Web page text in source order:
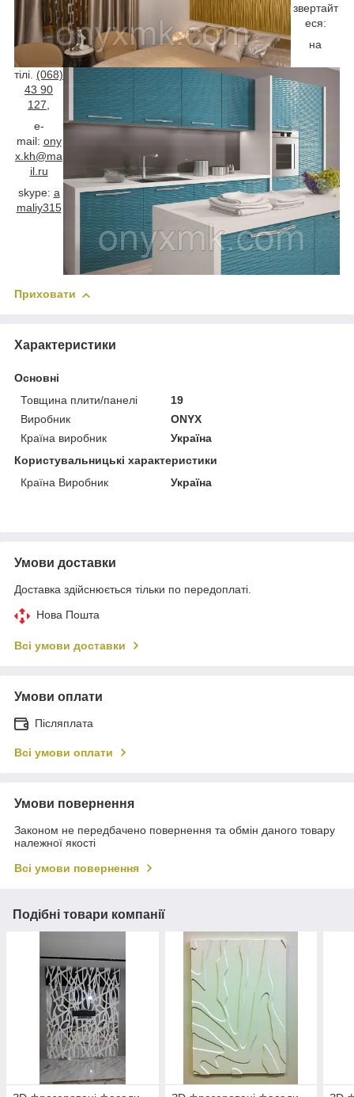
звертайт
еся:
на
тілі. (068)
43 90
127
e-
mail: ony
x.kh@ma
il.ru
skype: a
maliy315
Приховати
Характеристики
Основні
Товщина плити/панелі
19
Виробник
ONYX
Країна виробник
Україна
Користувальницькі характеристики
Країна Виробник
Україна
Умови доставки
Доставка здійснюється тільки по передоплаті.
Нова Пошта
Всі умови доставки
Умови оплати
Післяплата
Всі умови оплати
Умови повернення
Законом не передбачено повернення та обмін даного товару
належної якості
Всі умови повернення
Подібні товари компанії